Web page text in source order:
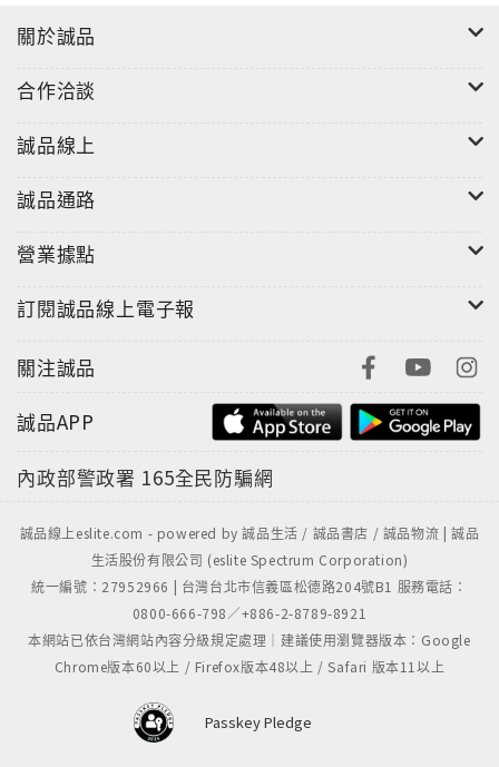
關於誠品
合作洽談
誠品線上
誠品通路
營業據點
訂閱誠品線上電子報
關注誠品
誠品APP
內政部警政署 165全民防騙網
誠品線上eslite.com - powered by 誠品生活 / 誠品書店 / 誠品物流 | 誠品
生活股份有限公司 (eslite Spectrum Corporation)
統一編號：27952966 | 台灣台北市信義區松德路204號B1 服務電話：
0800-666-798／+886-2-8789-8921
本網站已依台灣網站內容分級規定處理｜建議使用瀏覽器版本：Google
Chrome版本60以上 / Firefox版本48以上 / Safari 版本11以上
Passkey Pledge